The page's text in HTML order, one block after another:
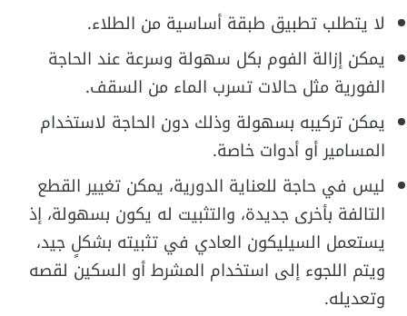
لا يتطلب تطبيق طبقة أساسية من الطلاء.
يمكن إزالة الفوم بكل سهولة وسرعة عند الحاجة
الفورية مثل حالات تسرب الماء من السقف.
يمكن تركيبه بسهولة وذلك دون الحاجة لاستخدام
المسامير أو أدوات خاصة.
ليس في حاجة للعناية الدورية، يمكن تغيير القطع
التالفة بأخرى جديدة، والتثبيت له يكون بسهولة، إذ
يستعمل السيليكون العادي في تثبيته بشكلٍ جيد،
ويتم اللجوء إلى استخدام المشرط أو السكين لقصه
وتعديله.